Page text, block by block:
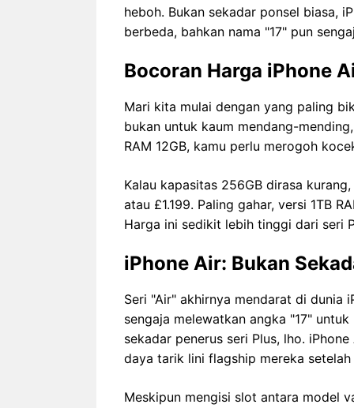
heboh. Bukan sekadar ponsel biasa,
berbeda, bahkan nama "17" pun
Bocoran Harga iPhone
Mari kita mulai dengan yang paling
bukan untuk kaum mendang-
RAM 12GB, kamu perlu merogoh
Kalau kapasitas 256GB dirasa
atau £1.199. Paling gahar, versi 1TB
Harga ini sedikit lebih tinggi dari seri
iPhone Air: Bukan
Seri "Air" akhirnya mendarat di dunia
sengaja melewatkan angka "17"
sekadar penerus seri Plus, lho.
daya tarik lini flagship mereka
Meskipun mengisi slot antara model